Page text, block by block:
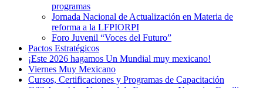
programas
Jornada Nacional de Actualización en Materia de
reforma a la LFPIORPI
Foro Juvenil “Voces del Futuro”
Pactos Estratégicos
¡Este 2026 hagamos Un Mundial muy mexicano!
Viernes Muy Mexicano
Cursos, Certificaciones y Programas de Capacitación